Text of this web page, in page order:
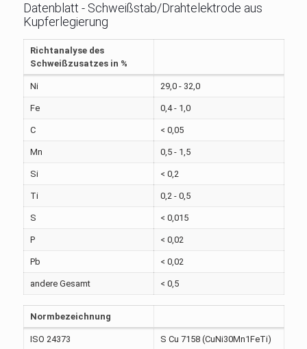
Datenblatt - Schweißstab/Drahtelektrode aus
Kupferlegierung
Richtanalyse des
Schweißzusatzes in %
Ni 29,0 - 32,0
Fe 0,4 - 1,0
C < 0,05
Mn 0,5 - 1,5
Si < 0,2
Ti 0,2 - 0,5
S < 0,015
P < 0,02
Pb < 0,02
andere Gesamt < 0,5
Normbezeichnung
ISO 24373 S Cu 7158 (CuNi30Mn1FeTi)